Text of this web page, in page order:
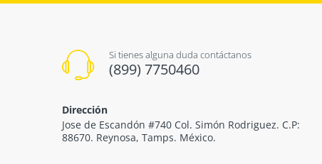
Si tienes alguna duda contáctanos
(899) 7750460
Dirección
Jose de Escandón #740 Col. Simón Rodriguez. C.P:
88670. Reynosa, Tamps. México.